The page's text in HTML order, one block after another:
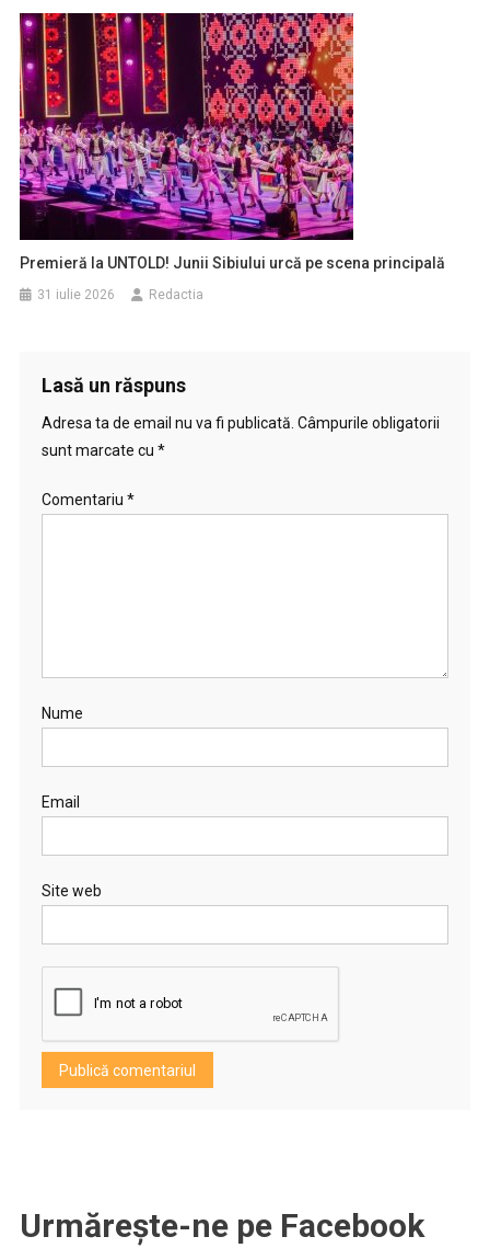
Premieră la UNTOLD! Junii Sibiului urcă pe scena principală
31 iulie 2026 Redactia
Lasă un răspuns
Adresa ta de email nu va fi publicată. Câmpurile obligatorii
sunt marcate cu *
Comentariu *
Nume
Email
Site web
Urmărește-ne pe Facebook